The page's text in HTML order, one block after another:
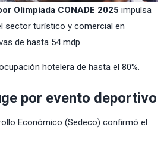
Olimpiada CONADE 2025 impulsa
sector turístico y comercial en
de hasta 54 mdp.
hotelera de hasta el 80%.
por evento deportivo
Económico (Sedeco) confirmó el